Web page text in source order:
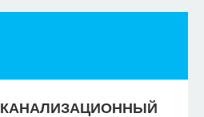
КАНАЛИЗАЦИОННЫЙ